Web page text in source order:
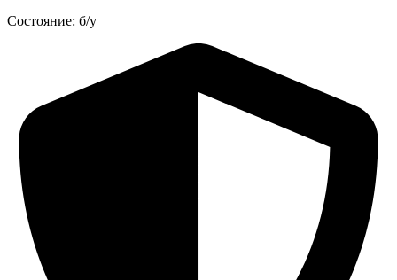
Состояние: б/у